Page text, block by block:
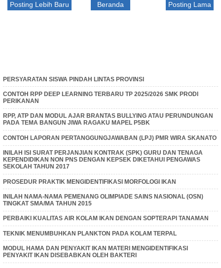
Posting Lebih Baru Posting Lama
Beranda
PERSYARATAN SISWA PINDAH LINTAS PROVINSI
CONTOH RPP DEEP LEARNING TERBARU TP 2025/2026 SMK PRODI
PERIKANAN
RPP, ATP DAN MODUL AJAR BRANTAS BULLYING ATAU PERUNDUNGAN
PADA TEMA BANGUN JIWA RAGAKU MAPEL P5BK
CONTOH LAPORAN PERTANGGUNGJAWABAN (LPJ) PMR WIRA SKANATO
INILAH ISI SURAT PERJANJIAN KONTRAK (SPK) GURU DAN TENAGA
KEPENDIDIKAN NON PNS DENGAN KEPSEK DIKETAHUI PENGAWAS
SEKOLAH TAHUN 2017
PROSEDUR PRAKTIK MENGIDENTIFIKASI MORFOLOGI IKAN
INILAH NAMA-NAMA PEMENANG OLIMPIADE SAINS NASIONAL (OSN)
TINGKAT SMA/MA TAHUN 2015
PERBAIKI KUALITAS AIR KOLAM IKAN DENGAN SOPTERAPI TANAMAN
TEKNIK MENUMBUHKAN PLANKTON PADA KOLAM TERPAL
MODUL HAMA DAN PENYAKIT IKAN MATERI MENGIDENTIFIKASI
PENYAKIT IKAN DISEBABKAN OLEH BAKTERI